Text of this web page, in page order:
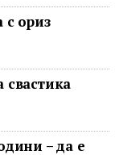
с ориз
свастика
– да е